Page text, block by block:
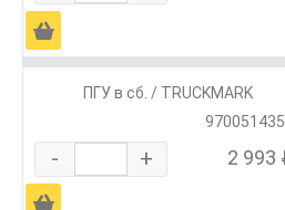
Ä
ПГУ в сб. / TRUCKMARK
- + 2 993
Ä